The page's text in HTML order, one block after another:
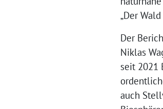
„Der
Der
Niklas
seit 2021
auch